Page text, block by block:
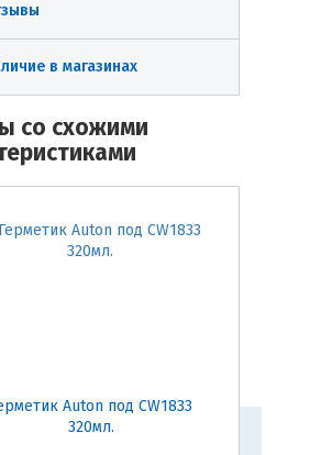
в магазинах
со схожими
Auton под CW1833
320мл.